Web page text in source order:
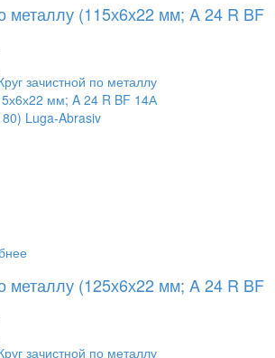
металлу (115х6х22 мм; A 24 R BF
металлу (125х6х22 мм; A 24 R BF